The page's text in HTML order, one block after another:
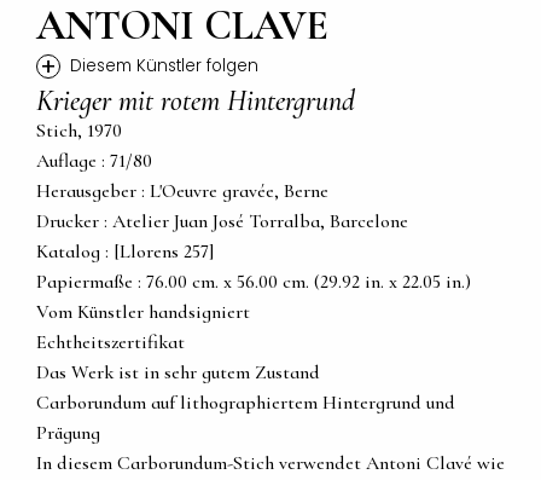
ANTONI CLAVE
+ Diesem Künstler folgen
Krieger mit rotem Hintergrund
Stich, 1970
Auflage : 71/80
Herausgeber : L'Oeuvre gravée, Berne
Drucker : Atelier Juan José Torralba, Barcelone
Katalog : [Llorens 257]
Papiermaße : 76.00 cm. x 56.00 cm. (29.92 in. x 22.05 in.)
Vom Künstler handsigniert
Echtheitszertifikat
Das Werk ist in sehr gutem Zustand
Carborundum auf lithographiertem Hintergrund und
Prägung
In diesem Carborundum-Stich verwendet Antoni Clavé wie